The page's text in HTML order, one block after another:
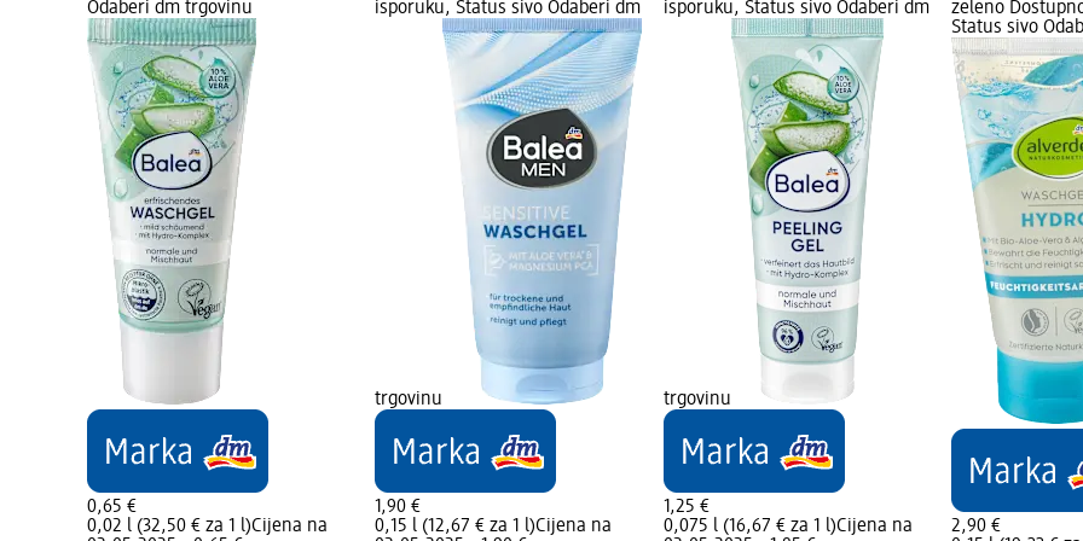
Odaberi dm trgovinu
0,65 €
0,02 l (32,50 € za 1 l)Cijena na
isporuku, Status sivo Odaberi dm
trgovinu
1,90 €
0,15 l (12,67 € za 1 l)Cijena na
isporuku, Status sivo Odaberi dm
trgovinu
1,25 €
0,075 l (16,67 € za 1 l)Cijena na
zeleno
Status sivo
2,90 €